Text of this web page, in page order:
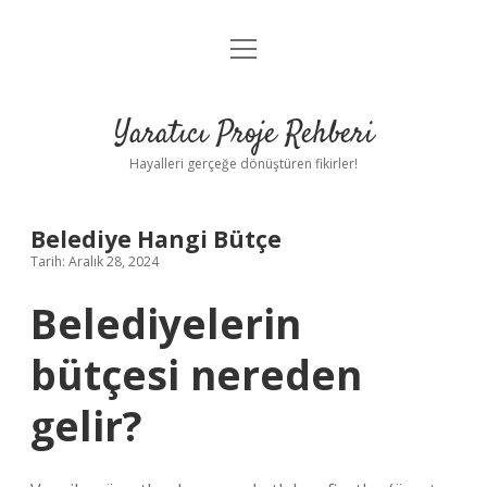
Anasayfa
Yasal Uyarı
menüyü
Yaratıcı Proje Rehberi
Hayalleri gerçeğe dönüştüren fikirler!
Belediye Hangi Bütçe
Tarih: Aralık 28, 2024
Belediyelerin
bütçesi nereden
gelir?